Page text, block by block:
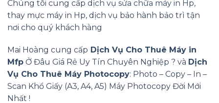
Chúng tôi cung cấp dịch vụ sửa chữa máy in Hp,
thay mực máy in Hp, dịch vụ bảo hành bảo trì tận
nơi cho quý khách hàng
Mai Hoàng cung cấp Dịch Vụ Cho Thuê Máy in
Mfp Ở Đâu Giá Rẻ Uy Tín Chuyên Nghiệp ? và Dịch
Vụ Cho Thuê Máy Photocopy: Photo – Copy – In –
Scan Khổ Giấy (A3, A4, A5) Máy Photocopy Đời Mới
Nhất !